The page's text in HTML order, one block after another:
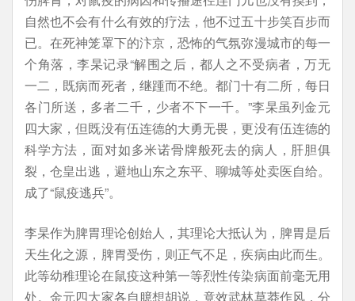
自然也不会有什么有效的疗法，他不过五十步笑百步而
已。在死神笼罩下的汴京，恐怖的气氛弥漫城市的每一
个角落，李杲记录“解围之后，都人之不受病者，万无
一二，既病而死者，继踵而不绝。都门十有二所，每日
各门所送，多者二千，少者不下一千。”李杲虽列金元
四大家，但既没有伍连德的大勇无畏，更没有伍连德的
科学方法，面对如多米诺骨牌般死去的病人，肝胆俱
裂，仓皇出逃，避地山东之东平、聊城等处卖医自给。
成了“鼠疫逃兵”。
李杲作为脾胃理论创始人，其理论大抵认为，脾胃是后
天生化之源，脾胃受伤，则正气不足，疾病由此而生。
此等幼稚理论在鼠疫这种第一等烈性传染病面前毫无用
处。金元四大家各自臆想胡说，竟效武林草莽作风，分